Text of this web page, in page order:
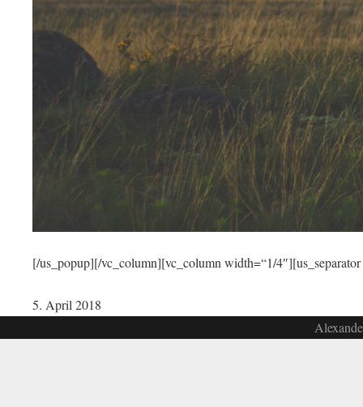
[/us_popup][/vc_column][vc_column width=“1/
5. April 2018